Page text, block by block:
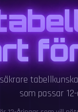
som passar